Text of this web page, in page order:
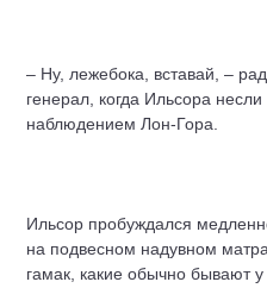
– Ну, лежебока, вставай, –
генерал, когда Ильсора несли
наблюдением Лон-Гора.
Ильсор пробуждался
на подвесном надувном
гамак, какие обычно бывают у